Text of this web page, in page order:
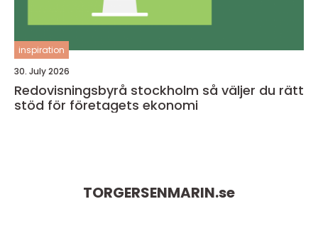
inspiration
30. July 2026
Redovisningsbyrå stockholm så väljer du rätt
stöd för företagets ekonomi
TORGERSENMARIN.se